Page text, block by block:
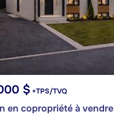
$ +TPS/TVQ
en copropriété à vendre